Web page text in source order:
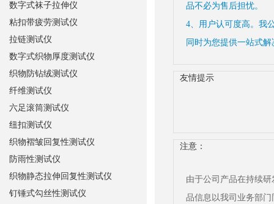
品不必为售后担忧。
4、用户认可度高。我
同时为您提供一站式
友情提示
注意：
由于公司产品在持续
品信息以我司业务部
数字式袜子拉伸仪
粘扣带疲劳测试仪
拉链测试仪
数字式织物厚度测试仪
织物防钻绒测试仪
纤维测试仪
六足滚筒测试仪
纽扣测试仪
织物褶皱回复性测试仪
防雨性测试仪
织物静态拉伸回复性测试仪
钉锤式勾丝性测试仪